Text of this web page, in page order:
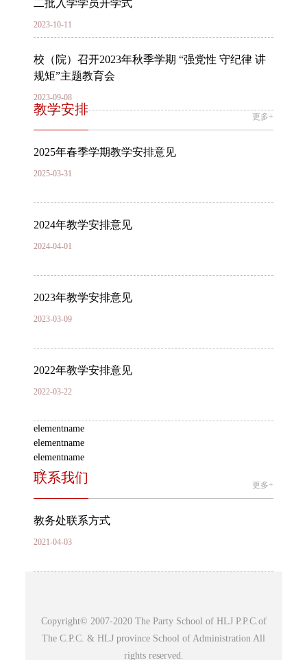
二批入学学员开学式
2023-10-11
校（院）召开2023年秋季学期 “强党性 守纪律 讲
规矩”主题教育会
2023-09-08
教学安排 更多+
2025年春季学期教学安排意见
2025-03-31
2024年教学安排意见
2024-04-01
2023年教学安排意见
2023-03-09
2022年教学安排意见
2022-03-22
elementname
elementname
elementname
-->
联系我们 更多+
教务处联系方式
2021-04-03
Copyright© 2007-2020 The Party School of HLJ P.P.C.of
The C.P.C. & HLJ province School of Administration All
rights reserved.